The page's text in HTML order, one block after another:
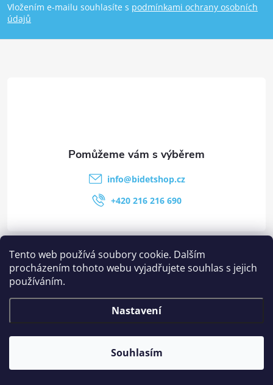
Tento web používá soubory cookie. Dalším
procházením tohoto webu vyjadřujete souhlas s jejich
používáním.
Nastavení
Souhlasím
Vložením e-mailu souhlasíte s podmínkami ochrany osobních
údajů
Kategorie
Stránky
Ostatní informace
info@bidetshop.cz
+420 216 216 690
Copyright 2026Bidetshop.cz. Všechna práva vyhrazena.